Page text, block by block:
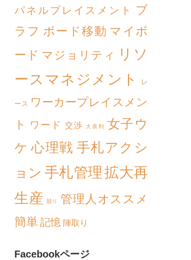
パネルプレイスメント
ブ
ラフ ボード移動 マイボ
ード マジョリティ
リソ
ースマネジメント
レ
ース ワーカープレイスメン
ト
ワード 交渉 大喜利
女子ウ
ケ 心理戦 手札アクシ
ョン 手札管理 拡大再
生産 競り 管理人オススメ
簡単 記憶 陣取り
Facebookページ